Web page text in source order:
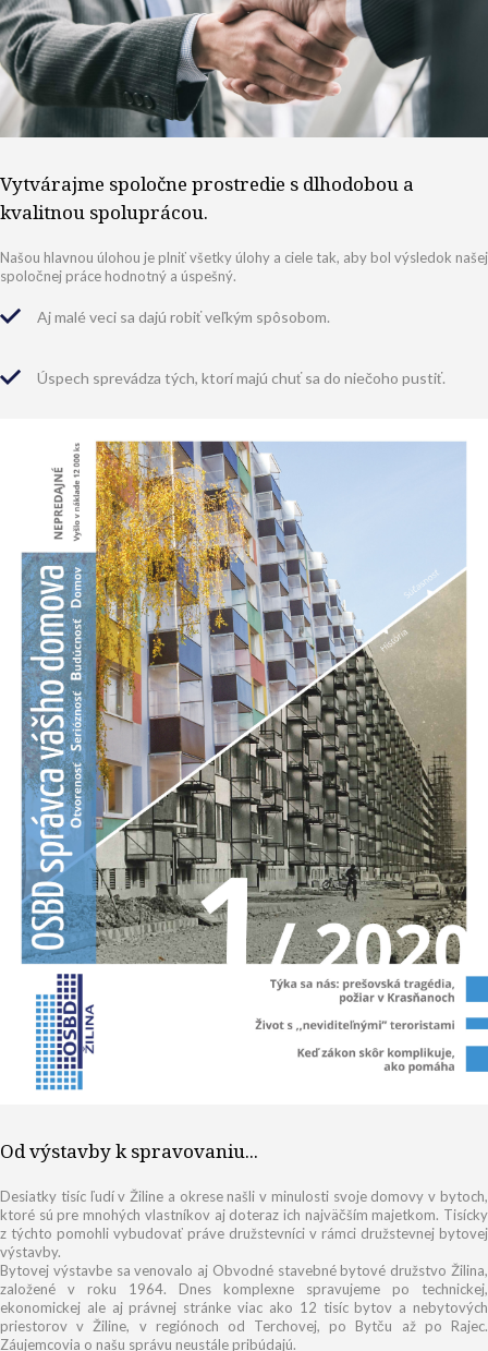
Vytvárajme spoločne prostredie s dlhodobou a
kvalitnou spoluprácou.
Našou hlavnou úlohou je plniť všetky úlohy a ciele tak, aby bol výsledok našej
spoločnej práce hodnotný a úspešný.
Aj malé veci sa dajú robiť veľkým spôsobom.
Úspech sprevádza tých, ktorí majú chuť sa do niečoho pustiť.
Od výstavby k spravovaniu...
Desiatky tisíc ľudí v Žiline a okrese našli v minulosti svoje domovy v bytoch,
ktoré sú pre mnohých vlastníkov aj doteraz ich najväčším majetkom. Tisícky
z týchto pomohli vybudovať práve družstevníci v rámci družstevnej bytovej
výstavby.
Bytovej výstavbe sa venovalo aj Obvodné stavebné bytové družstvo Žilina,
založené v roku 1964. Dnes komplexne spravujeme po technickej,
ekonomickej ale aj právnej stránke viac ako 12 tisíc bytov a nebytových
priestorov v Žiline, v regiónoch od Terchovej, po Bytču až po Rajec.
Záujemcovia o našu správu neustále pribúdajú.